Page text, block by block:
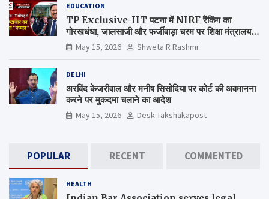
EDUCATION
TP Exclusive-IIT पटना में NIRF रैंकिंग का
गोरखधंधा, जालसाजी और फर्जीवाड़ा चरम पर शिक्षा मंत्रालय
कब जागेगा ?
May 15, 2026 Shweta R Rashmi
DELHI
अरविंद केजरीवाल और मनीष सिसोदिया पर कोर्ट की अवमानना
करने पर मुकदमा चलाने का आदेश
May 15, 2026 Desk Takshakapost
POPULAR RECENT COMMENTED
HEALTH